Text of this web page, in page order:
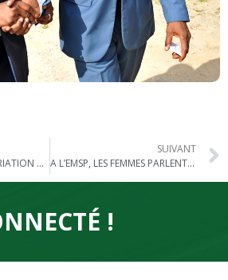
SÉMINAIRE D’APPROPRIATION DES FS MENUM
SUIVANT
A L’EMSP, LES FEMMES PARLENT DE LEURS DROITS
!